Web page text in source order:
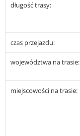
długość trasy:
czas przejazdu:
województwa na trasie:
miejscowości na trasie: